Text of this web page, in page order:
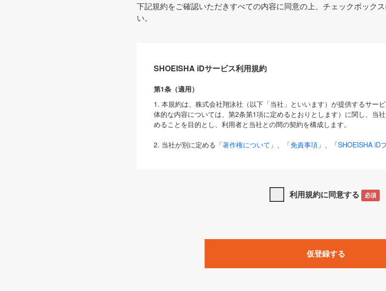
下記規約をご確認いただきすべての内容に同意の上、チェックボック
い。
SHOEISHA iDサービス利用規約
第1条（適用）
1. 本規約は、株式会社翔泳社（以下「当社」といいます）が提供するサー
体的な内容については、第2条第1項に定めるとおりとします）に関し、当
めることを目的とし、利用者と当社との間の契約を構成します。
2. 当社が別に定める「著作権について 」、「免責事項 」、「SHOEISHA iD
は、本規約の規定が優先して適用されるものとします。
1. 「本サービス」とは、当社が提供する以下のサービス（名称や内容が変
みます）及びこれらサービスに関連して当社が実施するイベントやキャンペ
「SEBook」「SEShop」「CodeZine」「MarkeZine」「EnterpriseZine」
利用規約に同意する 必須
仮登録する